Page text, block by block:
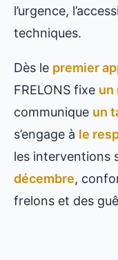
l’urgence,
techniques.
Dès le premier
FRELONS fixe un
communique un
s’engage à le
les interventions
décembre,
frelons et des